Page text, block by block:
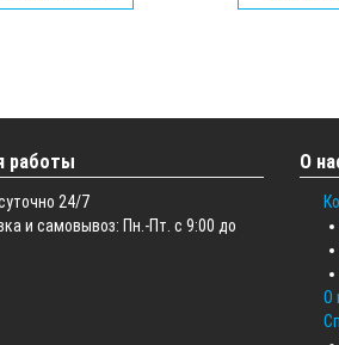
работы
24/7
и самовывоз: Пн.-Пт. с 9:00 до
О
О